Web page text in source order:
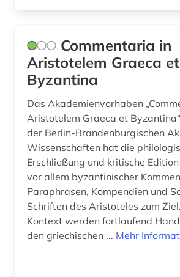
Commentaria in
Aristotelem Graeca et
Byzantina
Das Akademienvorhaben
Aristotelem Graeca et
der Berlin-Brandenburgischen
Wissenschaften hat die
Erschließung und kritische
vor allem byzantinischer
Paraphrasen, Kompendien und
Schriften des Aristoteles zum
Kontext werden fortlaufend
den griechischen ... Mehr